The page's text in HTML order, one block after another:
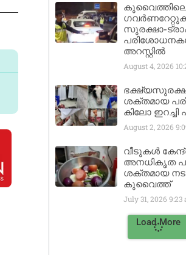
കുവൈത്തിലെ
സുരക്ഷാ-
അറസ്റ്റിൽ
August 4, 2026
ശക്തമായ
കിലോ ഇറച്ചി
August 2, 2026
വീടുകൾ
അനധികൃത
ശക്തമായ
കുവൈത്ത്
July 31, 2026 9:23
Load More